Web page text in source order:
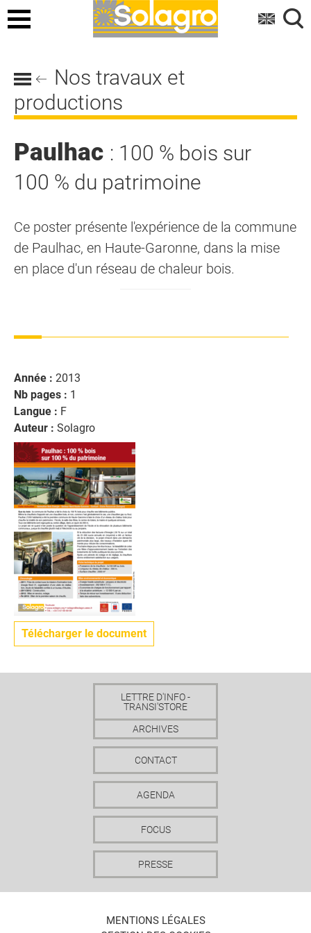
Menu
Nos travaux et
productions
Paulhac : 100 % bois sur
100 % du patrimoine
Ce poster présente l'expérience de la commune
de Paulhac, en Haute-Garonne, dans la mise
en place d'un réseau de chaleur bois.
Année : 2013
Nb pages : 1
Langue : F
Auteur : Solagro
Télécharger le document
LETTRE D'INFO -
TRANSI'STORE
ARCHIVES
CONTACT
AGENDA
FOCUS
PRESSE
MENTIONS LÉGALES